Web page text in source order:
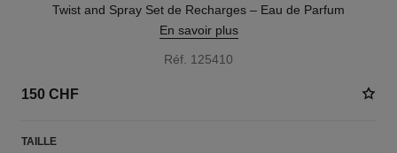
Twist and Spray Set de Recharges – Eau de Parfum
En savoir plus
Réf. 125410
150 CHF
TAILLE